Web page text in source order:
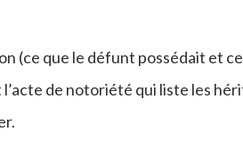
(ce que le défunt possédait et
de notoriété qui liste les